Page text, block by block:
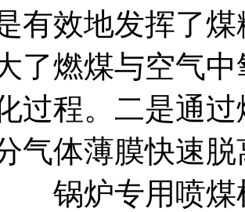
有效地发挥了
了燃煤与空气
过程。二是通
气体薄膜快速
锅炉专用喷煤